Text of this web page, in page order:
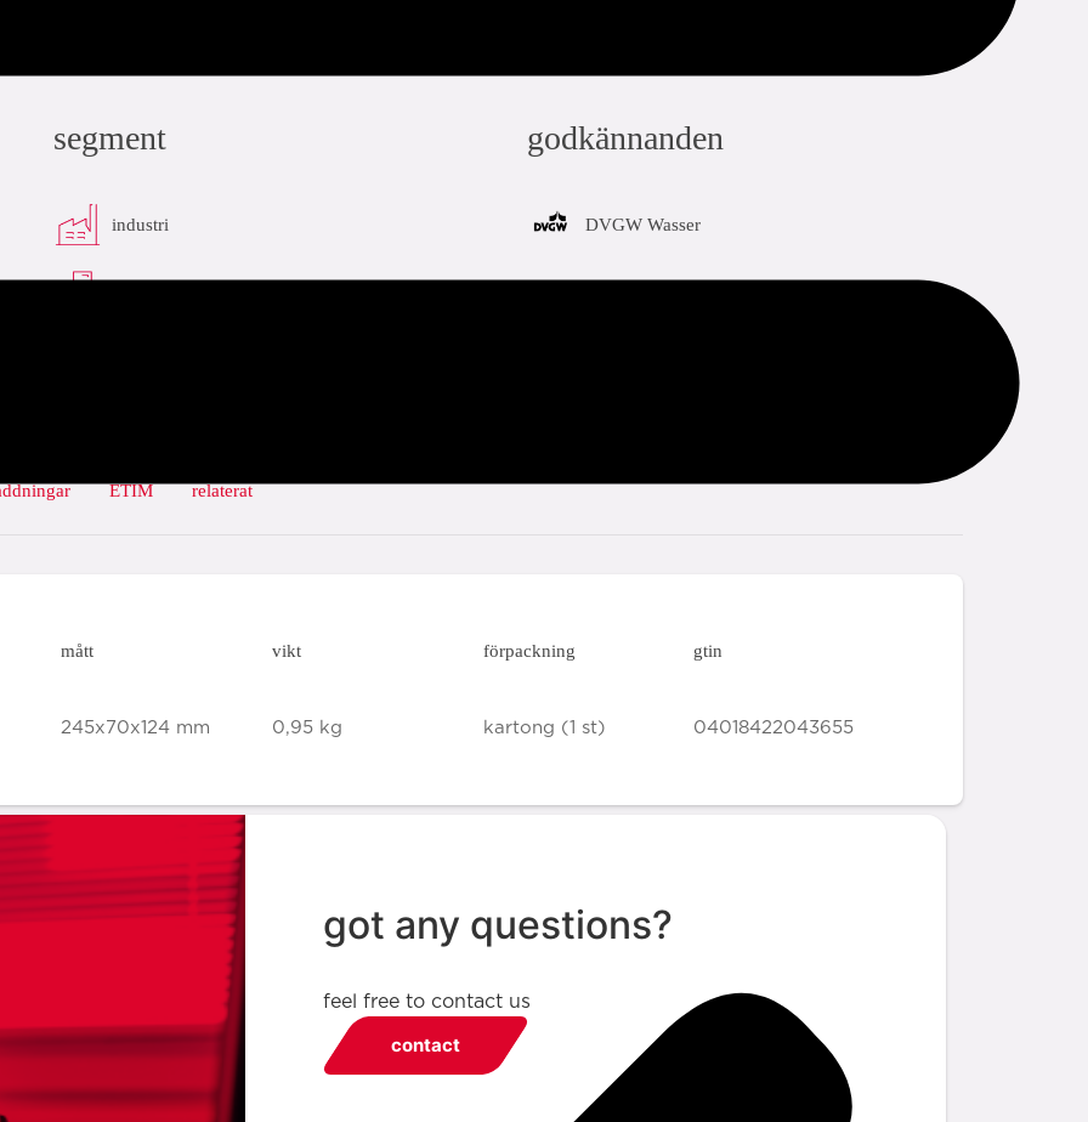
segment
industri
godkännanden
DVGW Wasser
ETIM relaterat
mått vikt förpackning gtin
245x70x124 mm 0,95 kg kartong (1 st) 04018422043655
got any questions?
feel free to contact us
contact